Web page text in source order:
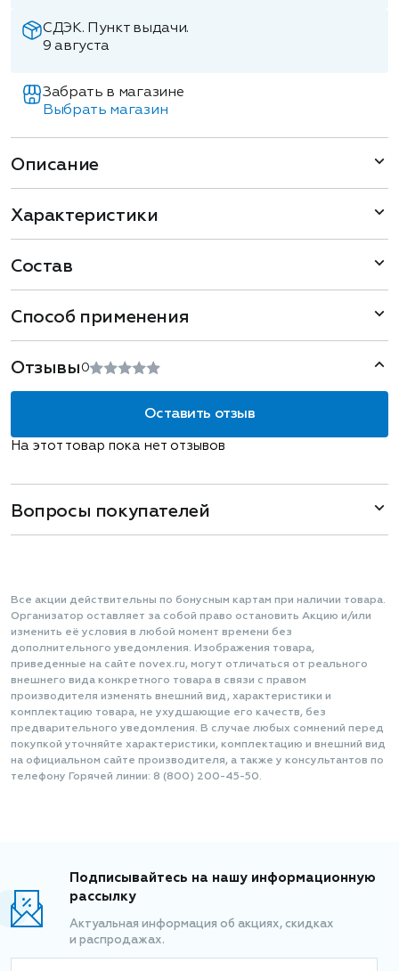
СДЭК. Пункт выдачи.
9 августа
Забрать в магазине
Выбрать магазин
Описание
Характеристики
Состав
Способ применения
Отзывы 0
Оставить отзыв
На этот товар пока нет отзывов
Вопросы покупателей
Все акции действительны по бонусным картам при наличии товара.
Организатор оставляет за собой право остановить Акцию и/или
изменить её условия в любой момент времени без
дополнительного уведомления. Изображения товара,
приведенные на сайте novex.ru, могут отличаться от реального
внешнего вида конкретного товара в связи с правом
производителя изменять внешний вид, характеристики и
комплектацию товара, не ухудшающие его качеств, без
предварительного уведомления. В случае любых сомнений перед
покупкой уточняйте характеристики, комплектацию и внешний вид
на официальном сайте производителя, а также у консультантов по
телефону Горячей линии: 8 (800) 200-45-50.
Подписывайтесь на нашу информационную
рассылку
Актуальная информация об акциях, скидках
и распродажах.